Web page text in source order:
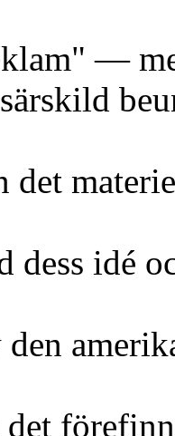
—
det
dess idé